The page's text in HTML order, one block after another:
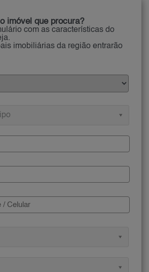
imóvel que procura?
com as características do
imobiliárias da região entrarão